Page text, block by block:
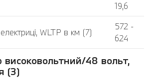
19,6
WLTP в км (7)
572 -
624
високовольтний/48 вольт,
(3)